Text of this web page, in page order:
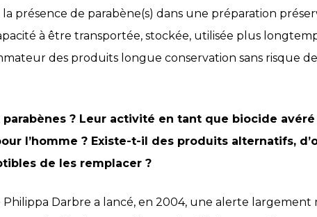
la présence de parabène(s) dans une préparation
à être transportée, stockée, utilisée plus
des produits longue conservation sans risque
? Leur activité en tant que biocide
l’homme ? Existe-t-il des produits alternatifs,
de les remplacer ?
Darbre a lancé, en 2004, une alerte largement